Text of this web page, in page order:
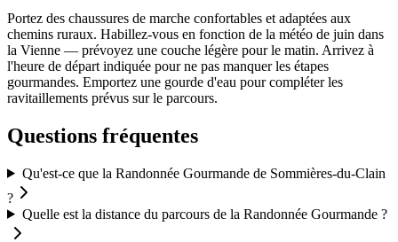
Portez des chaussures de marche confortables et adaptées aux
chemins ruraux. Habillez-vous en fonction de la météo de juin dans
la Vienne — prévoyez une couche légère pour le matin. Arrivez à
l'heure de départ indiquée pour ne pas manquer les étapes
gourmandes. Emportez une gourde d'eau pour compléter les
ravitaillements prévus sur le parcours.
Questions fréquentes
Qu'est-ce que la Randonnée Gourmande de Sommières-du-Clain
?
Quelle est la distance du parcours de la Randonnée Gourmande ?